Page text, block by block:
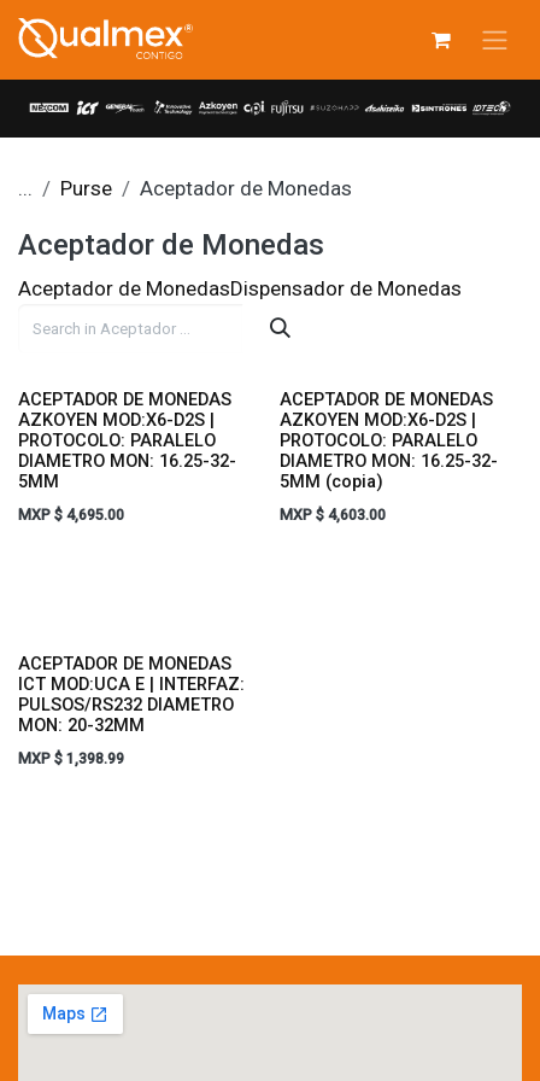
... Purse Aceptador de Monedas
Aceptador de Monedas
Aceptador de MonedasDispensador de Monedas
ACEPTADOR DE MONEDAS
AZKOYEN MOD:X6-D2S |
PROTOCOLO: PARALELO
DIAMETRO MON: 16.25-32-
5MM
MXP $ 4,695.00
ACEPTADOR DE MONEDAS
AZKOYEN MOD:X6-D2S |
PROTOCOLO: PARALELO
DIAMETRO MON: 16.25-32-
5MM (copia)
MXP $ 4,603.00
ACEPTADOR DE MONEDAS
ICT MOD:UCA E | INTERFAZ:
PULSOS/RS232 DIAMETRO
MON: 20-32MM
MXP $ 1,398.99